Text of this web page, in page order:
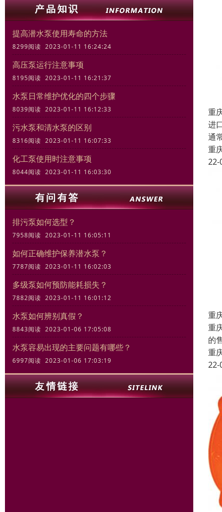
提高潜水泵使用寿命的方法
8299阅读 2023-01-11 16:24:24
高压泵运行注意事项
8195阅读 2023-01-11 16:21:37
水泵日常维护优化的四个步骤
8039阅读 2023-01-11 16:12:33
污水泵和清水泵的区别
8316阅读 2023-01-11 16:07:33
化工泵使用时注意事项
8044阅读 2023-01-11 16:03:30
排污泵如何选型？
7958阅读 2023-01-11 16:05:11
如何正确维护保养潜水泵？
7787阅读 2023-01-11 16:02:03
多级泵如何预防能耗损失？
7882阅读 2023-01-11 16:01:12
水泵如何辨别真假？
8843阅读 2023-01-06 17:05:08
水泵容易出现的主要问题有哪些？
6997阅读 2023-01-06 17:03:19
重
进
通
重
22-
重
重
的
重
22-